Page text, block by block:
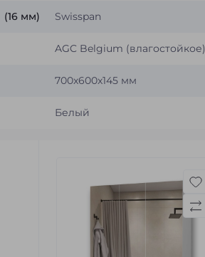
мм) Swisspan
AGC Belgium (влагостойкое)
700x600x145 мм
Белый